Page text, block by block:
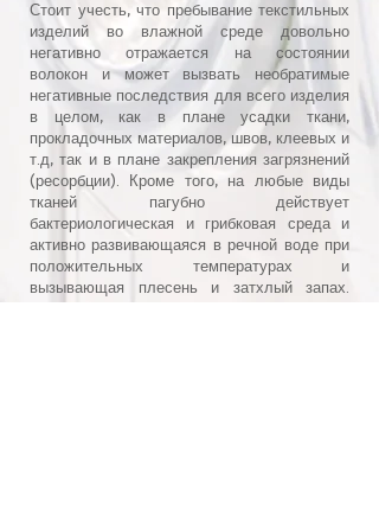
Стоит учесть, что пребывание текстильных
изделий во влажной среде довольно
негативно отражается на состоянии
волокон и может вызвать необратимые
негативные последствия для всего изделия
в целом, как в плане усадки ткани,
прокладочных материалов, швов, клеевых и
т.д, так и в плане закрепления загрязнений
(ресорбции). Кроме того, на любые виды
тканей пагубно действует
бактериологическая и грибковая среда и
активно развивающаяся в речной воде при
положительных температурах и
вызывающая плесень и затхлый запах.